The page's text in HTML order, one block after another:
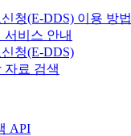
청(E-DDS) 이용 방법
서비스 안내
청(E-DDS)
자료 검색
API